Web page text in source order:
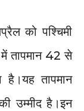
को पश्चिमी
तापमान 42 से
तापमान
उम्मीद है।इन